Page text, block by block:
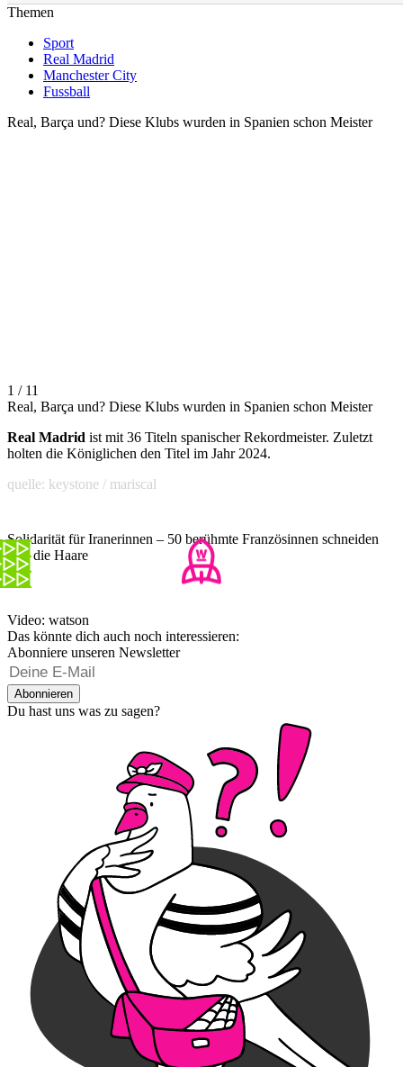
Themen
Sport
Real Madrid
Manchester City
Fussball
Real, Barça und? Diese Klubs wurden in Spanien schon Meister
1 / 11
Real, Barça und? Diese Klubs wurden in Spanien schon Meister
Real Madrid ist mit 36 Titeln spanischer Rekordmeister. Zuletzt
holten die Königlichen den Titel im Jahr 2024.
quelle: keystone / mariscal
Solidarität für Iranerinnen – 50 berühmte Französinnen schneiden
sich die Haare
Video: watson
Das könnte dich auch noch interessieren:
Abonniere unseren Newsletter
Abonnieren
Du hast uns was zu sagen?